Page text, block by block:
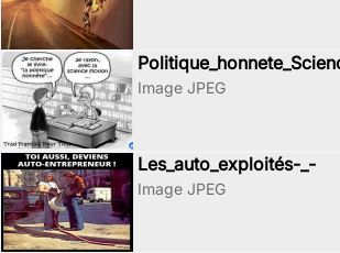
Image JPEG
Les_auto_exploités-_-
Image JPEG